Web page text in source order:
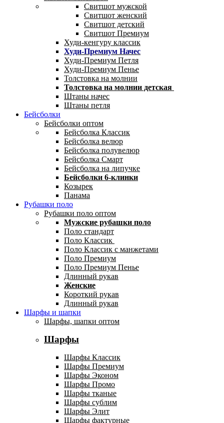
Свитшот мужской
Свитшот женский
Свитшот детский
Свитшот Премиум
Худи-кенгуру классик
Худи-Премиум Начес
Худи-Премиум Петля
Худи-Премиум Пенье
Толстовка на молнии
Толстовка на молнии детская
Штаны начес
Штаны петля
Бейсболки
Бейсболки оптом
Бейсболка Классик
Бейсболка велюр
Бейсболка полувелюр
Бейсболка Смарт
Бейсболка на липучке
Бейсболки 6-клинки
Козырек
Панама
Рубашки поло
Рубашки поло оптом
Мужские рубашки поло
Поло стандарт
Поло Классик
Поло Классик с манжетами
Поло Премиум
Поло Премиум Пенье
Длинный рукав
Женские
Короткий рукав
Длинный рукав
Шарфы и шапки
Шарфы, шапки оптом
Шарфы
Шарфы Классик
Шарфы Премиум
Шарфы Эконом
Шарфы Промо
Шарфы тканые
Шарфы сублим
Шарфы Элит
Шарфы фактурные